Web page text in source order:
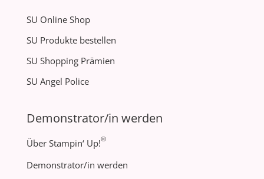
SU Online Shop
SU Produkte bestellen
SU Shopping Prämien
SU Angel Police
Demonstrator/in werden
Über Stampin‘ Up!®
Demonstrator/in werden